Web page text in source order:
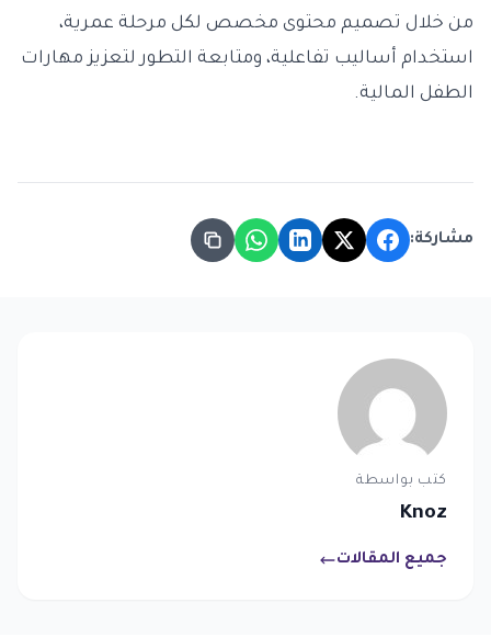
من خلال تصميم محتوى مخصص لكل مرحلة عمرية،
استخدام أساليب تفاعلية، ومتابعة التطور لتعزيز مهارات
الطفل المالية.
مشاركة:
كتب بواسطة
Knoz
جميع المقالات